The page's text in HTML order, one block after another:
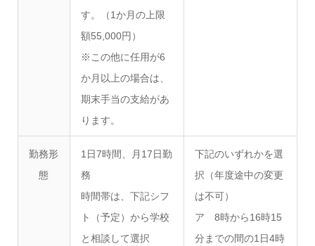
す。（1か月の上限
額55,000円）
※この他に任用が6
か月以上の場合は、
期末手当の支給があ
ります。
勤務形
態
1日7時間、月17日勤
務
時間帯は、下記シフ
ト（予定）から学校
と相談して選択
下記のいずれかを選
択（年度途中の変更
は不可）
ア 8時から16時15
分までの間の1日4時